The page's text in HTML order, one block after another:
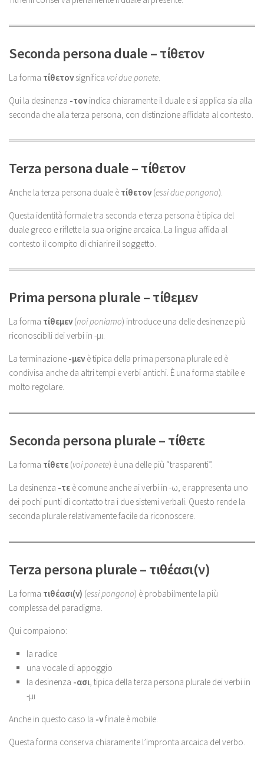
Seconda persona duale – τίθετον
La forma τίθετον significa voi due ponete
Qui la desinenza -τον indica chiaramente il duale e si applica sia alla
seconda che alla terza persona, con distinzione affidata al contesto.
Terza persona duale – τίθετον
Anche la terza persona duale è τίθετον (essi due pongono).
Questa identità formale tra seconda e terza persona è tipica del
duale greco e riflette la sua origine arcaica. La lingua affida al
contesto il compito di chiarire il soggetto.
Prima persona plurale – τίθεμεν
La forma τίθεμεν (noi poniamo) introduce una delle desinenze più
riconoscibili dei verbi in -μι.
La terminazione -μεν è tipica della prima persona plurale ed è
condivisa anche da altri tempi e verbi antichi. È una forma stabile e
molto regolare.
Seconda persona plurale – τίθετε
La forma τίθετε (voi ponete) è una delle più “trasparenti”.
La desinenza -τε è comune anche ai verbi in -ω, e rappresenta uno
dei pochi punti di contatto tra i due sistemi verbali. Questo rende la
seconda plurale relativamente facile da riconoscere.
Terza persona plurale – τιθέασι(ν)
La forma τιθέασι(ν) (essi pongono) è probabilmente la più
complessa del paradigma.
Qui compaiono:
la radice
una vocale di appoggio
la desinenza -ασι , tipica della terza persona plurale dei verbi in
-μι
Anche in questo caso la -νfinale è mobile.
Questa forma conserva chiaramente l’impronta arcaica del verbo.